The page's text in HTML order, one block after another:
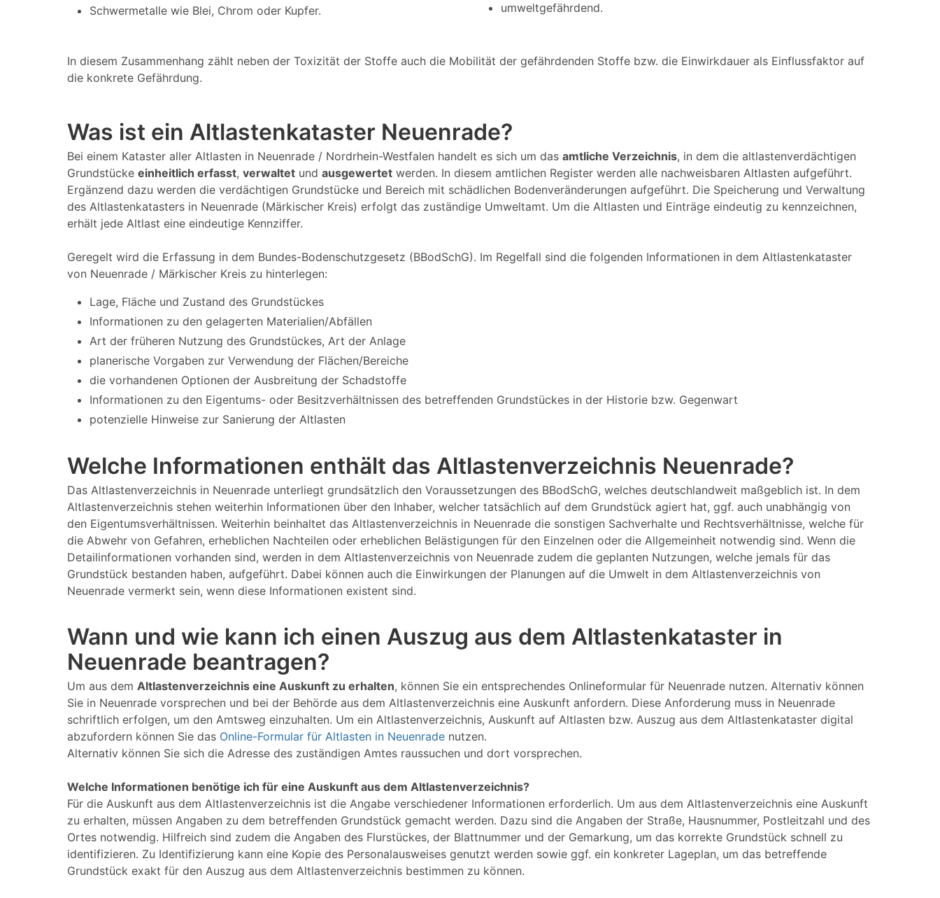
Schwermetalle wie Blei, Chrom oder Kupfer.
umweltgefährdend.
In diesem Zusammenhang zählt neben der Toxizität der Stoffe auch die Mobilität der gefährdenden Stoffe bzw. die Einwirkdauer als Einflussfaktor auf
die konkrete Gefährdung.
Was ist ein Altlastenkataster Neuenrade?
Bei einem Kataster aller Altlasten in Neuenrade / Nordrhein-Westfalen handelt es sich um das amtliche Verzeichnis, in dem die altlastenverdächtigen
Grundstücke einheitlich erfasst, verwaltet und ausgewertet werden. In diesem amtlichen Register werden alle nachweisbaren Altlasten aufgeführt.
Ergänzend dazu werden die verdächtigen Grundstücke und Bereich mit schädlichen Bodenveränderungen aufgeführt. Die Speicherung und Verwaltung
des Altlastenkatasters in Neuenrade (Märkischer Kreis) erfolgt das zuständige Umweltamt. Um die Altlasten und Einträge eindeutig zu kennzeichnen,
erhält jede Altlast eine eindeutige Kennziffer.
Geregelt wird die Erfassung in dem Bundes-Bodenschutzgesetz (BBodSchG). Im Regelfall sind die folgenden Informationen in dem Altlastenkataster
von Neuenrade / Märkischer Kreis zu hinterlegen:
Lage, Fläche und Zustand des Grundstückes
Informationen zu den gelagerten Materialien/Abfällen
Art der früheren Nutzung des Grundstückes, Art der Anlage
planerische Vorgaben zur Verwendung der Flächen/Bereiche
die vorhandenen Optionen der Ausbreitung der Schadstoffe
Informationen zu den Eigentums- oder Besitzverhältnissen des betreffenden Grundstückes in der Historie bzw. Gegenwart
potenzielle Hinweise zur Sanierung der Altlasten
Welche Informationen enthält das Altlastenverzeichnis Neuenrade?
Das Altlastenverzeichnis in Neuenrade unterliegt grundsätzlich den Voraussetzungen des BBodSchG, welches deutschlandweit maßgeblich ist. In dem
Altlastenverzeichnis stehen weiterhin Informationen über den Inhaber, welcher tatsächlich auf dem Grundstück agiert hat, ggf. auch unabhängig von
den Eigentumsverhältnissen. Weiterhin beinhaltet das Altlastenverzeichnis in Neuenrade die sonstigen Sachverhalte und Rechtsverhältnisse, welche für
die Abwehr von Gefahren, erheblichen Nachteilen oder erheblichen Belästigungen für den Einzelnen oder die Allgemeinheit notwendig sind. Wenn die
Detailinformationen vorhanden sind, werden in dem Altlastenverzeichnis von Neuenrade zudem die geplanten Nutzungen, welche jemals für das
Grundstück bestanden haben, aufgeführt. Dabei können auch die Einwirkungen der Planungen auf die Umwelt in dem Altlastenverzeichnis von
Neuenrade vermerkt sein, wenn diese Informationen existent sind.
Wann und wie kann ich einen Auszug aus dem Altlastenkataster in
Neuenrade beantragen?
Um aus dem Altlastenverzeichnis eine Auskunft zu erhalten, können Sie ein entsprechendes Onlineformular für Neuenrade nutzen. Alternativ können
Sie in Neuenrade vorsprechen und bei der Behörde aus dem Altlastenverzeichnis eine Auskunft anfordern. Diese Anforderung muss in Neuenrade
schriftlich erfolgen, um den Amtsweg einzuhalten. Um ein Altlastenverzeichnis, Auskunft auf Altlasten bzw. Auszug aus dem Altlastenkataster digital
abzufordern können Sie das Online-Formular für Altlasten in Neuenrade nutzen.
Alternativ können Sie sich die Adresse des zuständigen Amtes raussuchen und dort vorsprechen.
Welche Informationen benötige ich für eine Auskunft aus dem Altlastenverzeichnis?
Für die Auskunft aus dem Altlastenverzeichnis ist die Angabe verschiedener Informationen erforderlich. Um aus dem Altlastenverzeichnis eine Auskunft
zu erhalten, müssen Angaben zu dem betreffenden Grundstück gemacht werden. Dazu sind die Angaben der Straße, Hausnummer, Postleitzahl und des
Ortes notwendig. Hilfreich sind zudem die Angaben des Flurstückes, der Blattnummer und der Gemarkung, um das korrekte Grundstück schnell zu
identifizieren. Zu Identifizierung kann eine Kopie des Personalausweises genutzt werden sowie ggf. ein konkreter Lageplan, um das betreffende
Grundstück exakt für den Auszug aus dem Altlastenverzeichnis bestimmen zu können.